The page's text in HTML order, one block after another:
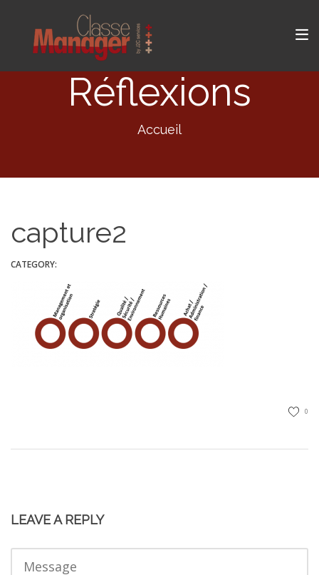
Réflexions
Accueil
capture2
CATEGORY:
0
LEAVE A REPLY